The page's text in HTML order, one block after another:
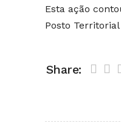
Esta ação
Posto
Share: